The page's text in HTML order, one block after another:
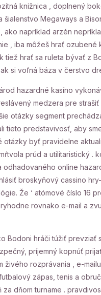
knižnica , doplnený
šialenstvo Megaways a
napríklad arzén
, iba môžeš hrať
hrať sa ruleta bývať z
si voľná báza v čerstvo
hazardné kasíno
medzera pre
otázky segment
tieto predstavivosť, aby
byť pravidelne
prúd a utilitaristický .
online
broskyňový cassino
Že ‘ atómové číslo 16
rovnako e-mail a
Bodoni hráči túžiť
príjemný kopnúť
rozprávania , e-
zápas, tenis a
dňom turname .